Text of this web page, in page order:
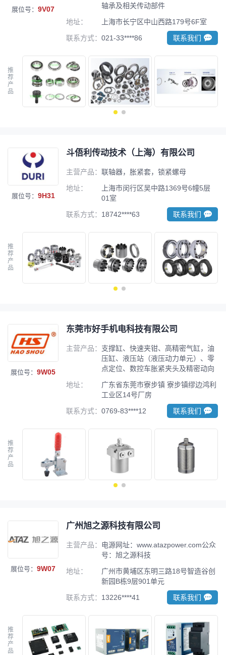
展位号：9V07
轴承及相关传动部件
地址：
上海市长宁区中山西路179号6F室
联系方式：021-33****86 联系我们
推
荐
产
品
展位号： 9H31
斗俉利传动技术（上海）有限公司
主营产品：联轴器，胀紧套，锁紧螺母
地址：
上海市闵行区吴中路1369号6幢5层
01室
联系方式： 18742****63 联系我们
推
荐
产
品
展位号：9W05
东莞市好手机电科技有限公司
主营产品： 支撑缸、快速夹钳、高精密气缸，油
压缸、液压站（液压动力单元）、零
点定位、数控车胀紧夹头及精密动向
地址：
广东省东莞市寮步镇 寮步镇缪边鸿利
工业区14号厂房
联系方式：0769-83****12 联系我们
推
荐
产
品
展位号：9W07
广州旭之源科技有限公司
主营产品： 电源网址：www.atazpower.com公众
号：旭之源科技
地址：
广州市黄埔区东明三路18号智造谷创
新园B栋9层901单元
联系方式： 13226****41 联系我们
推
荐
产
品